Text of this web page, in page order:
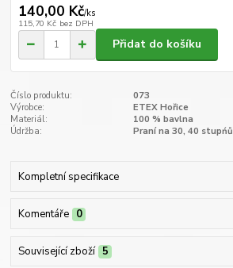
140,00 Kč/ks
115,70 Kč bez DPH
Přidat do košíku
Číslo produktu:
073
Výrobce:
ETEX Hořice
Materiál:
100 % bavlna
Údržba:
Praní na 30, 40 stupńů
Kompletní specifikace
Komentáře 0
Související zboží 5